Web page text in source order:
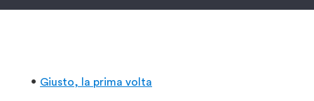
Giusto, la prima volta